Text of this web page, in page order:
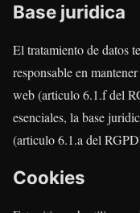
Base juridica
El tratamiento de datos
responsable en
web (articulo 6.1.f del
esenciales, la base
(articulo 6.1.a del
Cookies